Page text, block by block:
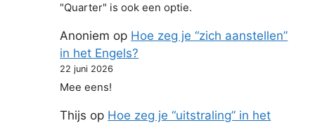
"Quarter" is ook een optie.
Anoniem op Hoe zeg je “zich aanstellen”
in het Engels?
22 juni 2026
Mee eens!
Thijs op Hoe zeg je “uitstraling” in het